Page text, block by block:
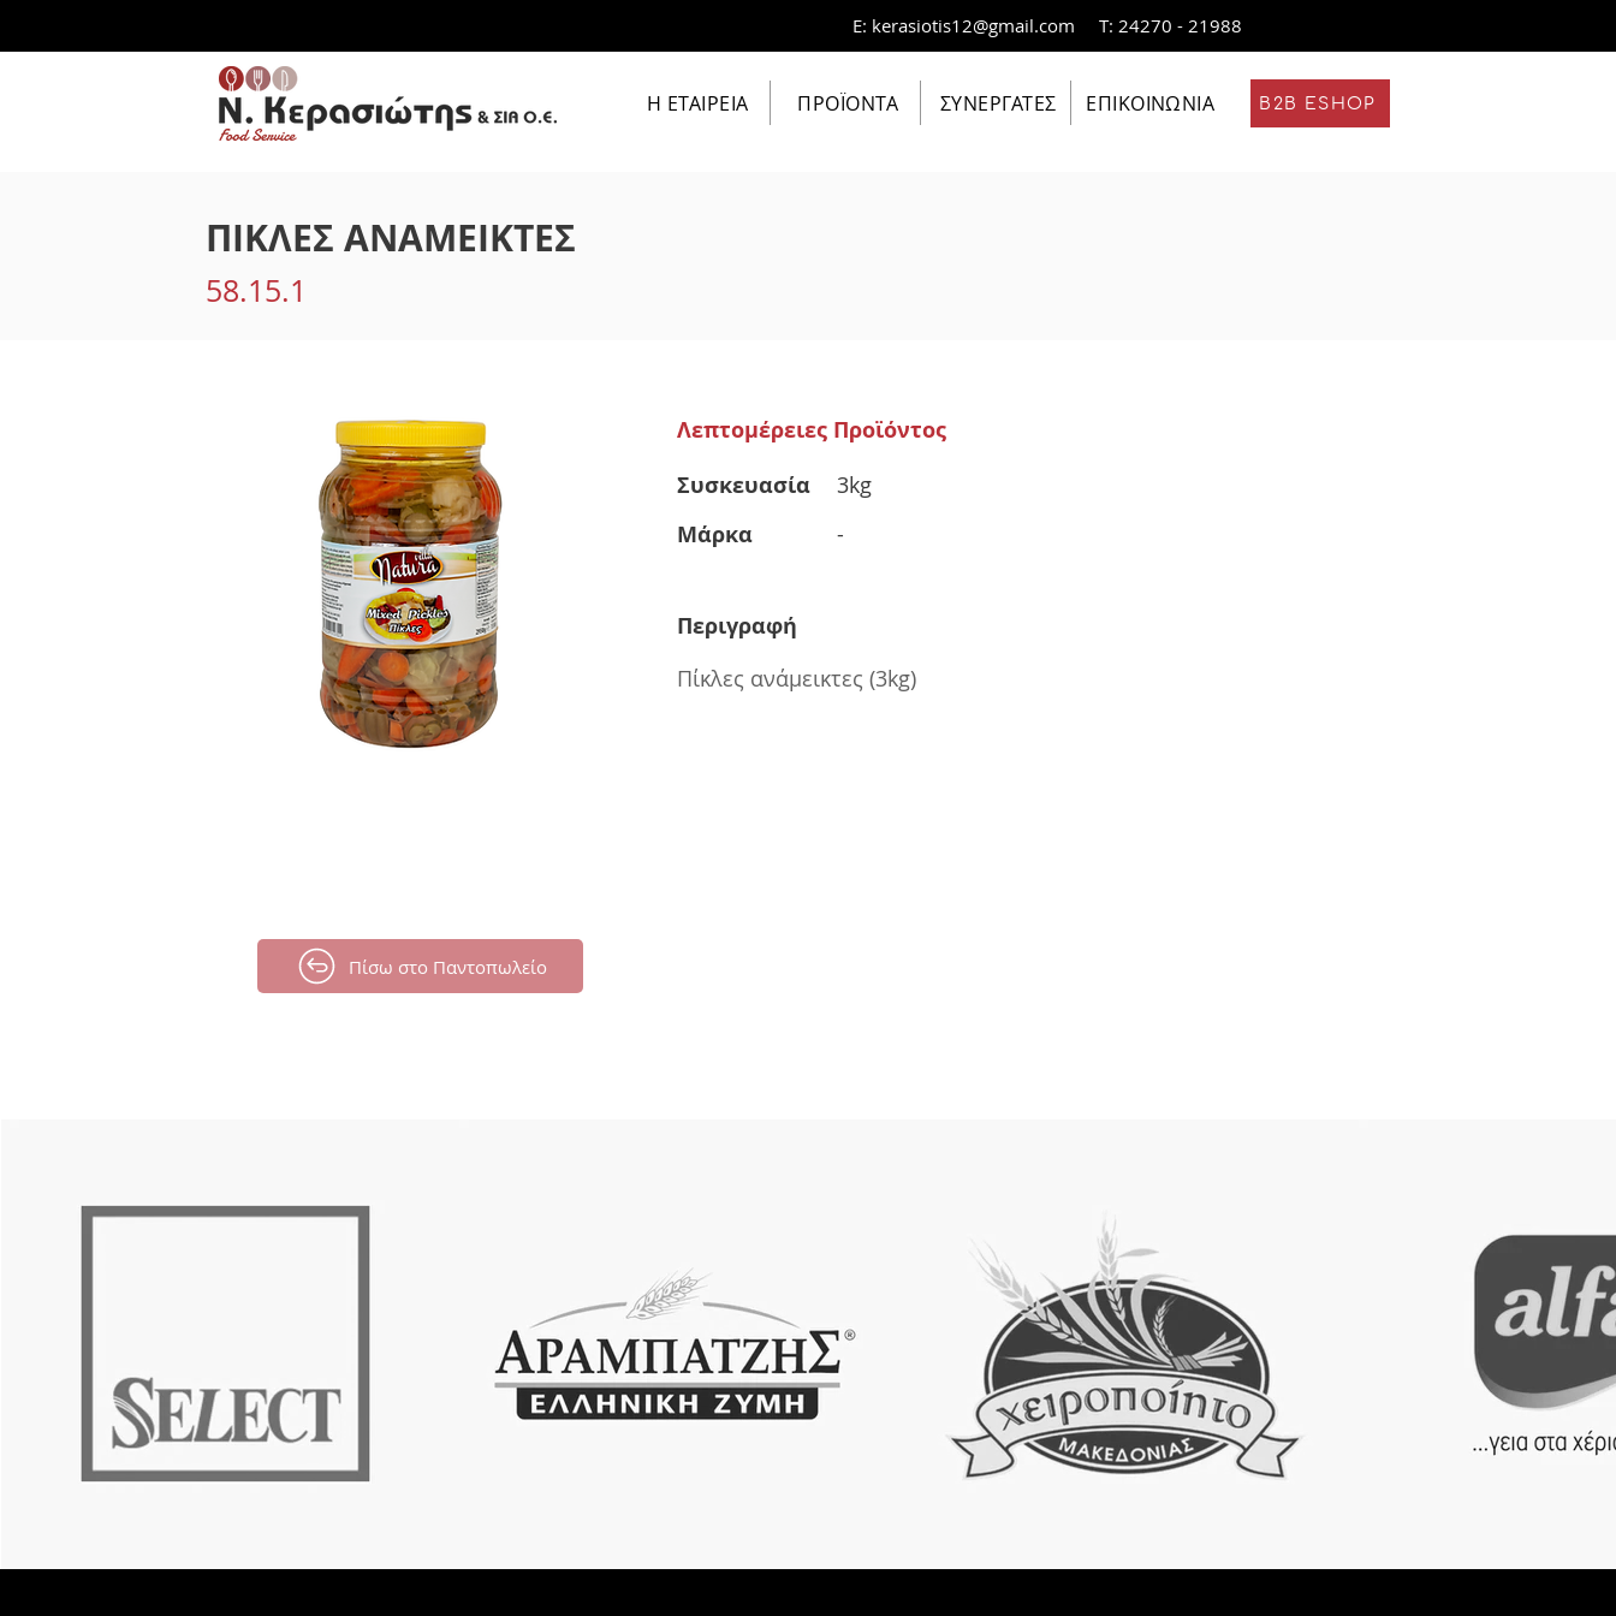
E: kerasiotis12@gmail.com Τ: 24270 - 21988
Η ΕΤΑΙΡΕΙΑ ΠΡΟΪΟΝΤΑ ΣΥΝΕΡΓΑΤΕΣ ΕΠΙΚΟΙΝΩΝΙΑ B2B ESHOP
ΠΙΚΛΕΣ ΑΝΑΜΕΙΚΤΕΣ
58.15.1
Λεπτομέρειες Προϊόντος
Συσκευασία
3kg
Μάρκα -
Περιγραφή
Πίκλες ανάμεικτες (3kg)
Πίσω στο Παντοπωλείο